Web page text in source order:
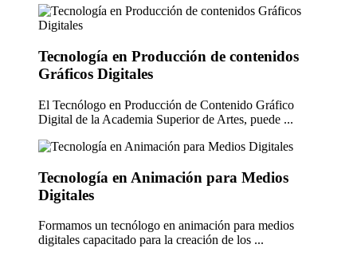
Tecnología en Producción de contenidos
Gráficos Digitales
El Tecnólogo en Producción de Contenido Gráfico
Digital de la Academia Superior de Artes, puede ...
Tecnología en Animación para Medios
Digitales
Formamos un tecnólogo en animación para medios
digitales capacitado para la creación de los ...